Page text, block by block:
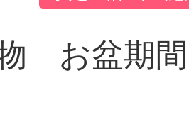
お盆期